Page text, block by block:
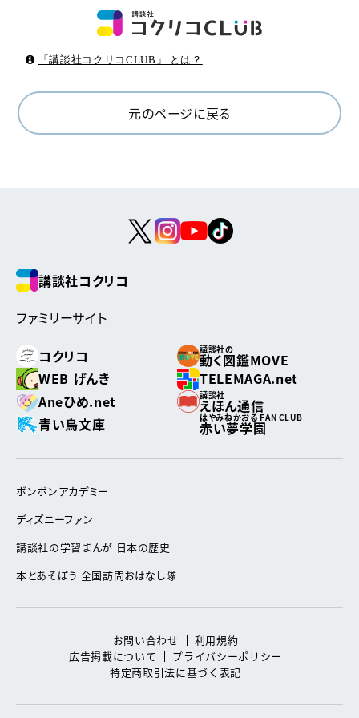
「講談社コクリコCLUB」 とは？
元のページに戻る
講談社コクリコ
ファミリーサイト
コクリコ
講談社の
動く図鑑MOVE
WEB げんき
TELEMAGA.net
Aneひめ.net
講談社
えほん通信
青い鳥文庫
はやみねかおる FAN CLUB
赤い夢学園
ボンボンアカデミー
ディズニーファン
講談社の学習まんが 日本の歴史
本とあそぼう 全国訪問おはなし隊
お問い合わせ
利用規約
広告掲載について
プライバシーポリシー
特定商取引法に基づく表記